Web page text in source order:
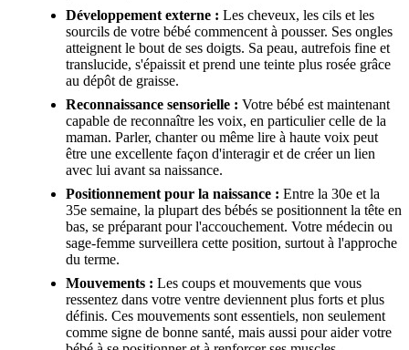
Développement externe : Les cheveux, les cils et les
sourcils de votre bébé commencent à pousser. Ses ongles
atteignent le bout de ses doigts. Sa peau, autrefois fine et
translucide, s'épaissit et prend une teinte plus rosée grâce
au dépôt de graisse.
Reconnaissance sensorielle : Votre bébé est maintenant
capable de reconnaître les voix, en particulier celle de la
maman. Parler, chanter ou même lire à haute voix peut
être une excellente façon d'interagir et de créer un lien
avec lui avant sa naissance.
Positionnement pour la naissance : Entre la 30e et la
35e semaine, la plupart des bébés se positionnent la tête en
bas, se préparant pour l'accouchement. Votre médecin ou
sage-femme surveillera cette position, surtout à l'approche
du terme.
Mouvements : Les coups et mouvements que vous
ressentez dans votre ventre deviennent plus forts et plus
définis. Ces mouvements sont essentiels, non seulement
comme signe de bonne santé, mais aussi pour aider votre